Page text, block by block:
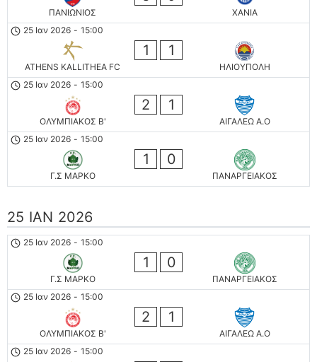
ΠΑΝΙΩΝΙΟΣ
ΧΑΝΙΑ
25 Ιαν 2026 - 15:00
ATHENS KALLITHEA FC
1 1
ΗΛΙΟΥΠΟΛΗ
25 Ιαν 2026 - 15:00
ΟΛΥΜΠΙΑΚΟΣ Β'
2 1
ΑΙΓΑΛΕΩ A.O
25 Ιαν 2026 - 15:00
Γ.Σ ΜΑΡΚΟ
1 0
ΠΑΝΑΡΓΕΙΑΚΟΣ
25 ΙΑΝ 2026
25 Ιαν 2026 - 15:00
Γ.Σ ΜΑΡΚΟ
1 0
ΠΑΝΑΡΓΕΙΑΚΟΣ
25 Ιαν 2026 - 15:00
ΟΛΥΜΠΙΑΚΟΣ Β'
2 1
ΑΙΓΑΛΕΩ A.O
25 Ιαν 2026 - 15:00